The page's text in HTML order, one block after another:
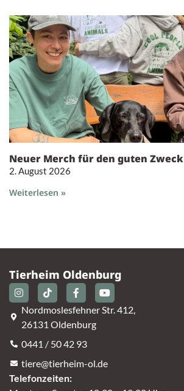
Neuer Merch für den guten Zweck
2. August 2026
Weiterlesen »
Tierheim Oldenburg
Nordmoslesfehner Str. 412,
26131 Oldenburg
0441 / 50 42 93
tiere@tierheim-ol.de
Telefonzeiten: